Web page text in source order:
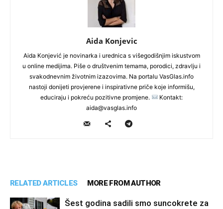
Aida Konjevic
Aida Konjević je novinarka i urednica s višegodišnjim iskustvom
u online medijima. Piše o društvenim temama, porodici, zdravlju i
svakodnevnim životnim izazovima. Na portalu VasGlas.info
nastoji donijeti provjerene i inspirativne priče koje informišu,
educiraju i pokreću pozitivne promjene.
Kontakt:
aida@vasglas.info
RELATED ARTICLES MORE FROM AUTHOR
Šest godina sadili smo suncokrete za